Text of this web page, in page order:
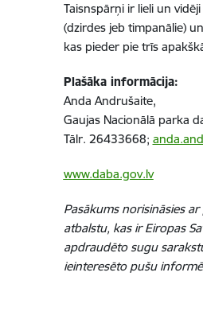
Taisnspārņi ir lieli un
(dzirdes jeb timpanālie)
kas pieder pie trīs
Plašāka informācija:
Anda Andrušaite,
Gaujas Nacionālā parka
Tālr. 26433668;
www.daba.gov.lv
Pasākums norisināsies
atbalstu, kas ir Eiropas
apdraudēto sugu
ieinteresēto pušu